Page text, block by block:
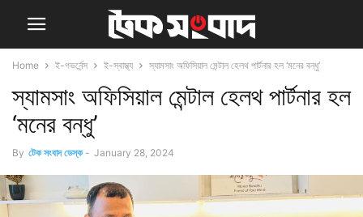
Home ই-গভর্নেন্স ই-স্বাস্থ্য স্যামসাং অফিসিয়াল মেন্টাল হেলথ পার্টনার হল ‘মনের বন্ধু’
স্যামসাং অফিসিয়াল মেন্টাল হেলথ পার্টনার হল
‘মনের বন্ধু’
By টেক সংবাদ ডেস্ক - January 28, 2024